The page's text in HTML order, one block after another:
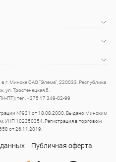
Минске ОАО "Элема", 220033, Республика
ул. Тростенецкая,5.
ПТ); тел. +375 17 349-02-99
№931 от 18.08.2000. Выдано Минским
УНП 102350354. Регистрация в торговом
от 26.11.2019.
Публичная оферта